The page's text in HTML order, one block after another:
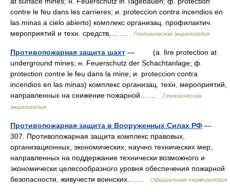
contre le feu dans les carrieres; и. proteccion contra incendios en
las minas a cielo abierto) комплекс организац. профилактич.
мероприятий и техн. средств,… …
Геологическая энциклопедия
Противопожарная защита шахт — (a. fire protection at
underground mines; н. Feuerschutz der Schachtanlage; ф.
protection contre le feu dans la mine; и. proteccion contra
incendios en las minas) комплекс организац. техн. мероприятий,
направленных на снижение пожарной… …
Геологическая
энциклопедия
Противопожарная защита в Вооруженных Силах РФ —
307. Противопожарная защита комплекс правовых,
организационных, экономических, научно технических мер,
направленных на поддержание технически возможного и
экономически целесообразного уровня обеспечения пожарной
безопасности, живучести воинских… …
Официальная терминология